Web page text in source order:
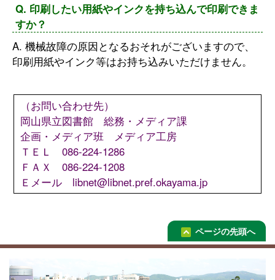
Q. 印刷したい用紙やインクを持ち込んで印刷できま
すか？
A. 機械故障の原因となるおそれがございますので、
印刷用紙やインク等はお持ち込みいただけません。
（お問い合わせ先）
岡山県立図書館 総務・メディア課
企画・メディア班 メディア工房
ＴＥＬ 086-224-1286
ＦＡＸ 086-224-1208
Ｅメール libnet@libnet.pref.okayama.jp
ページの先頭へ